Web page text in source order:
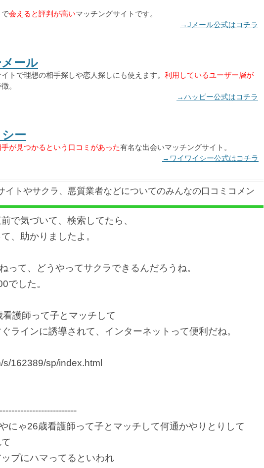
で会えると評判が高いマッチングサイトです。
→Jメール公式はコチラ
ール
トで理想の相手探しや恋人探しにも使えます。 利用しているユーザー層が
。
→ハッピー公式はコチラ
ー
が見つかるという口コミがあった有名な出会いマッチングサイト。
→ワイワイシー公式はコチラ
イトやサクラ、悪質業者などについてのみんなの口コミコメン
で気づいて、検索してたら、
、助かりましたよ。
って、どうやってサクラできるんだろうね。
でした。
護師って子とマッチして
ラインに誘導されて、インターネットって便利だね。
162389/sp/index.html
にゃ26歳看護師って子とマッチして何通かやりとりして
プにハマってるといわれ